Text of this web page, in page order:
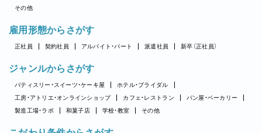
その他
雇用形態からさがす
正社員 契約社員 アルバイト・パート 派遣社員 新卒（正社員）
ジャンルからさがす
パティスリー・スイーツ・ケーキ屋
ホテル・ブライダル
工房・アトリエ・オンラインショップ
カフェ・レストラン
パン屋・ベーカリー
製造工場・ラボ
和菓子店 学校・教室 その他